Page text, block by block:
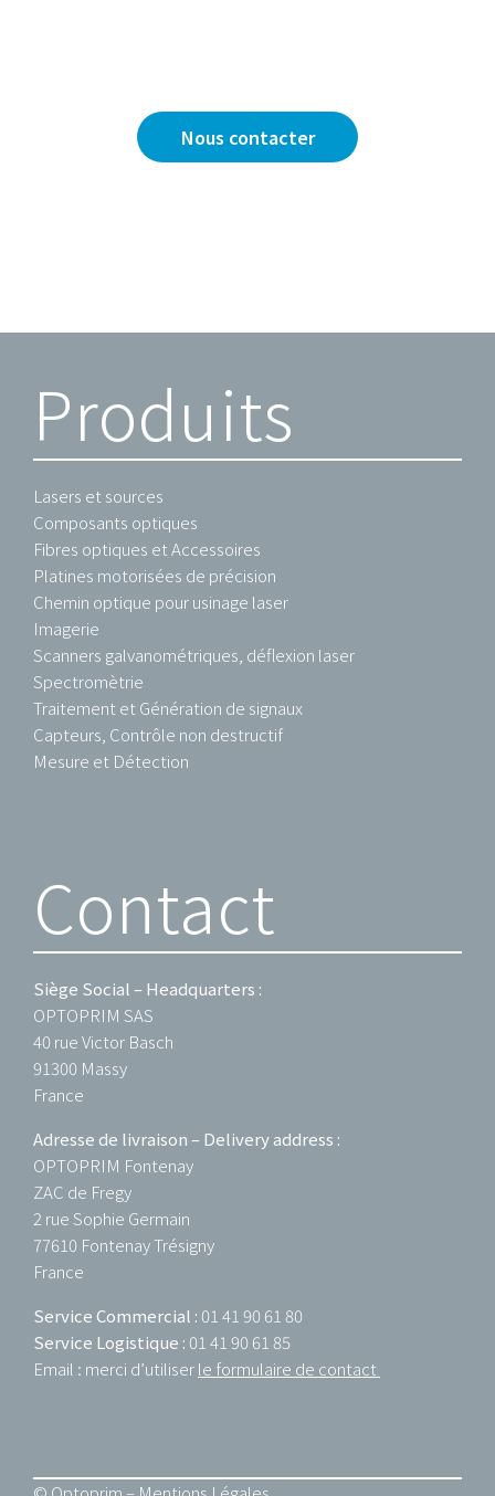
Nous contacter
Produits
Lasers et sources
Composants optiques
Fibres optiques et Accessoires
Platines motorisées de précision
Chemin optique pour usinage laser
Imagerie
Scanners galvanométriques, déflexion laser
Spectromètrie
Traitement et Génération de signaux
Capteurs, Contrôle non destructif
Mesure et Détection
Contact
Siège Social – Headquarters :
OPTOPRIM SAS
40 rue Victor Basch
91300 Massy
France
Adresse de livraison – Delivery address :
OPTOPRIM Fontenay
ZAC de Fregy
2 rue Sophie Germain
77610 Fontenay Trésigny
France
Service Commercial : 01 41 90 61 80
Service Logistique : 01 41 90 61 85
Email : merci d’utiliserle formulaire de contact